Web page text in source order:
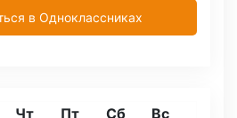
в Одноклассниках
Чт Пт Сб Вс